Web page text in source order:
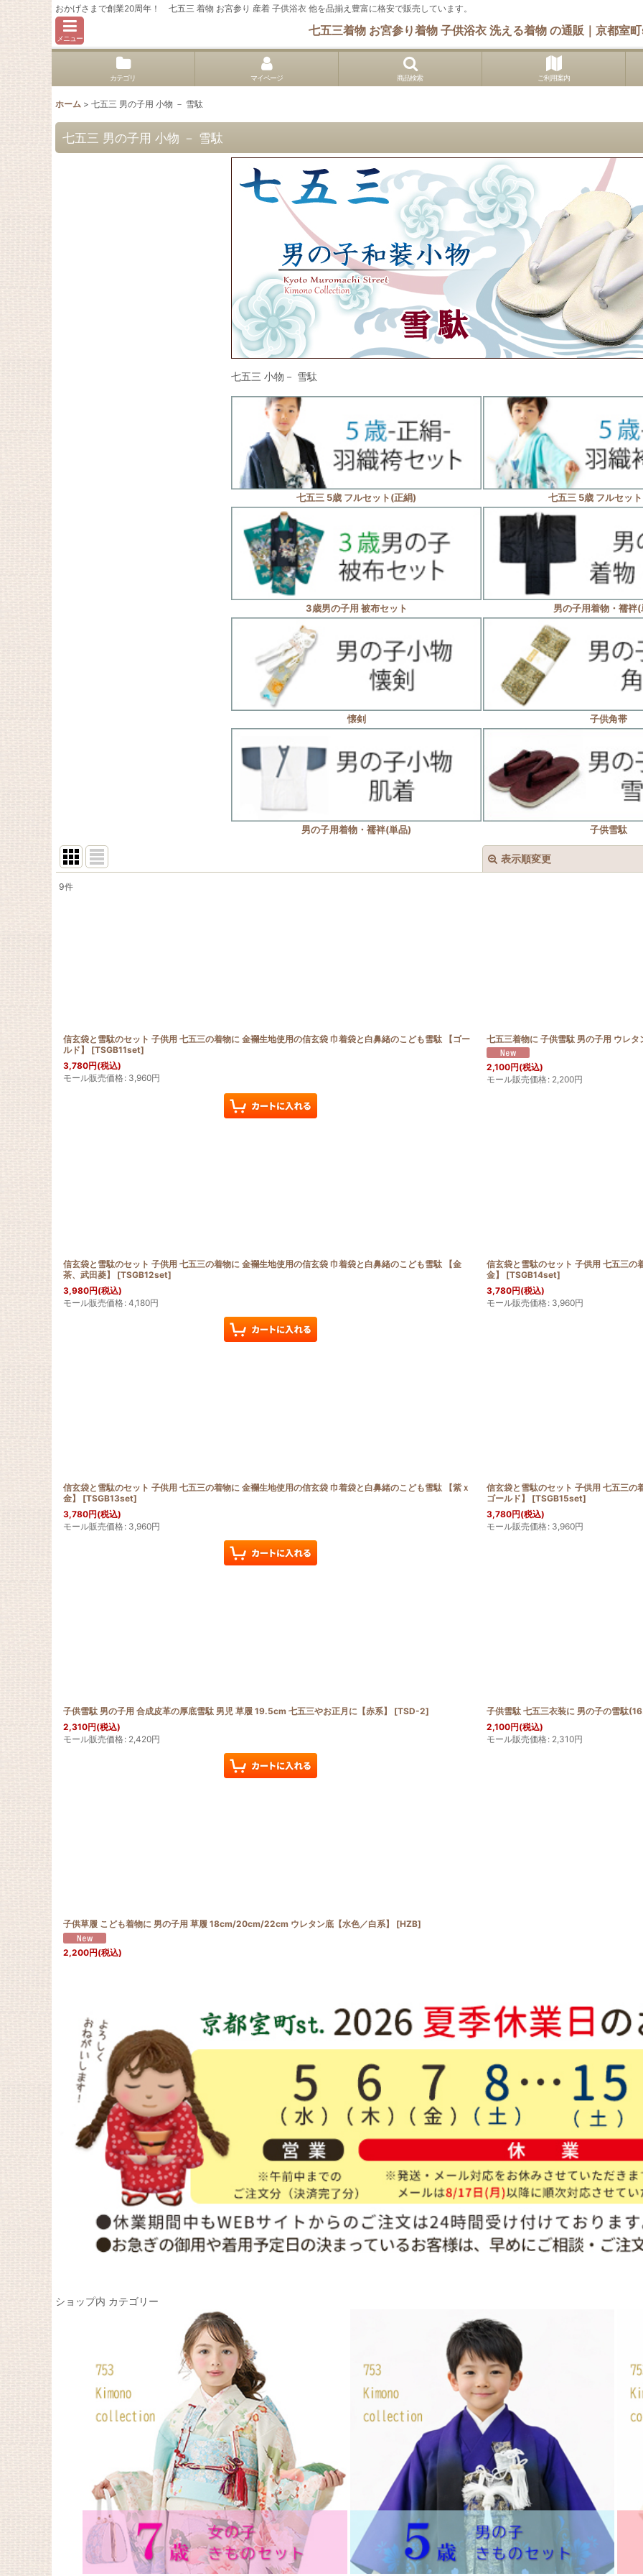
おかげさまで創業20周年！ 七五三 着物 お宮参り 産着 子供浴衣 他を品揃え豊富に格安で販売しています。
メニュー
七五三着物 お宮参り着物 子供浴衣 洗える着物 の通販｜京都室
カテゴリ マイページ 商品検索 ご利用案内
ホーム > 七五三 男の子用 小物 － 雪駄
七五三 男の子用 小物 － 雪駄
七五三 小物－ 雪駄
七五三 5歳 フルセット(正絹) 七五三 5歳 フルセッ
3歳男の子用 被布セット 男の子用着物・襦袢
懐剣 子供角帯
男の子用着物・襦袢(単品) 子供雪駄
表示順変更
9件
信玄袋と雪駄のセット 子供用 七五三の着物に 金襴生地使用の信玄袋 巾着袋と白鼻緒のこども雪駄 【ゴー
ルド】
[TSGB11set]
3,780円(税込)
モール販売価格: 3,960円
七五三着物に 子供雪駄 男の子用 ウレ
2,100円(税込)
モール販売価格: 2,200円
信玄袋と雪駄のセット 子供用 七五三の着物に 金襴生地使用の信玄袋 巾着袋と白鼻緒のこども雪駄 【金
茶、武田菱】
[TSGB12set]
3,980円(税込)
モール販売価格: 4,180円
信玄袋と雪駄のセット 子供用 七五三の
金】
[TSGB14set]
3,780円(税込)
モール販売価格: 3,960円
信玄袋と雪駄のセット 子供用 七五三の着物に 金襴生地使用の信玄袋 巾着袋と白鼻緒のこども雪駄 【紫ｘ
金】
[TSGB13set]
3,780円(税込)
モール販売価格: 3,960円
信玄袋と雪駄のセット 子供用 七五三の
ゴールド】
[TSGB15set]
3,780円(税込)
モール販売価格: 3,960円
子供雪駄 男の子用 合成皮革の厚底雪駄 男児 草履 19.5cm 七五三やお正月に【赤系】 [TSD-2]
2,310円(税込)
モール販売価格: 2,420円
子供雪駄 七五三衣装に 男の子の雪駄
2,100円(税込)
モール販売価格: 2,310円
子供草履 こども着物に 男の子用 草履 18cm/20cm/22cm ウレタン底【水色／白系】 [HZB]
2,200円(税込)
ショップ内 カテゴリー